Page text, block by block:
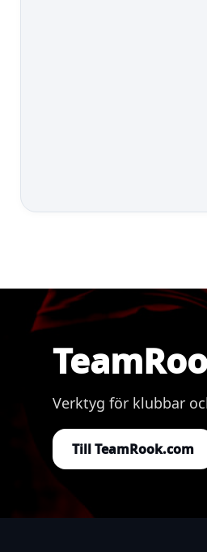
Verktyg för klubbar
Till TeamRook.com